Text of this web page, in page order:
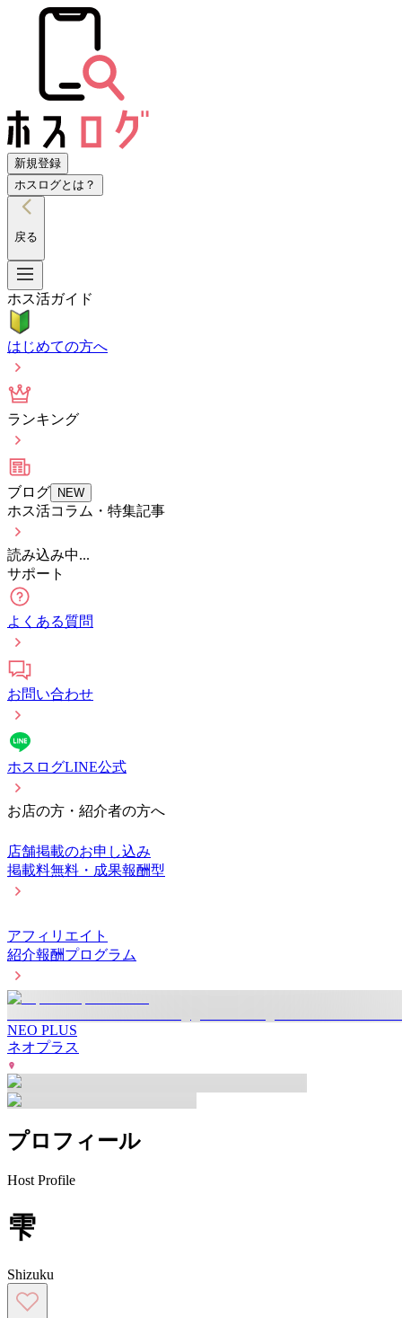
新規登録
ホスログとは？
戻る
ホス活ガイド
はじめての方へ
ランキング
ブログ NEW
ホス活コラム・特集記事
読み込み中...
サポート
よくある質問
お問い合わせ
ホスログLINE公式
お店の方・紹介者の方へ
店舗掲載のお申し込み
掲載料無料・成果報酬型
アフィリエイト
紹介報酬プログラム
NEO PLUS
ネオプラス
プロフィール
Host Profile
雫
Shizuku